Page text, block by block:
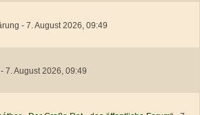
- 7. August 2026, 09:49
- 7. August 2026, 09:49